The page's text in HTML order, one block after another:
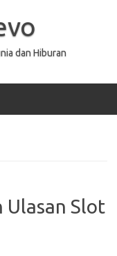
dan Hiburan
Ulasan Slot